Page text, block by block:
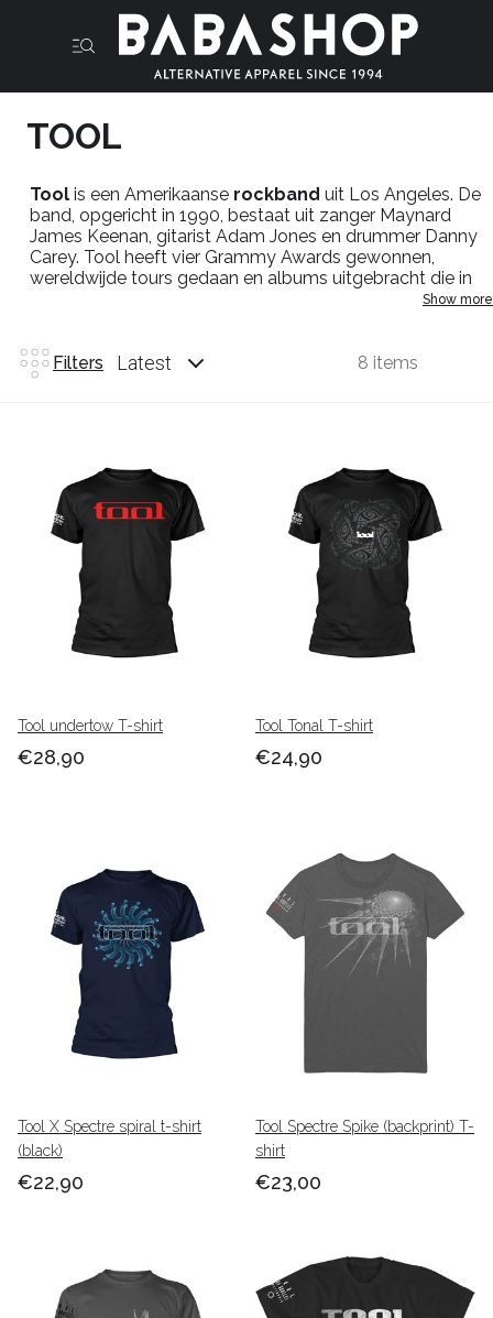
TOOL
Tool is een Amerikaanse rockband uit Los Angeles. De
band, opgericht in 1990, bestaat uit zanger Maynard
James Keenan, gitarist Adam Jones en drummer Danny
Carey. Tool heeft vier Grammy Awards gewonnen,
wereldwijde tours gedaan en albums uitgebracht die in
verschillende landen bovenaan de hitlijsten staan. De
wel direct voorraad.
Show more
Filters Latest 8 items
Tool undertow T-shirt
€28,90
Tool Tonal T-shirt
€24,90
Tool X Spectre spiral t-shirt
(black)
€22,90
Tool Spectre Spike (backprint) T-
shirt
€23,00